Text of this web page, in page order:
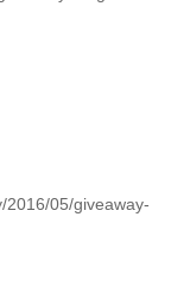
2016/05/giveaway-